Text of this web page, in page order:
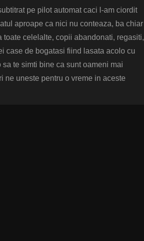
pe pilot automat caci l-am ciordit
aproape ca nici nu conteaza, ba chiar
celelalte, copii abandonati, regasiti,
case de bogatasi fiind lasata acolo cu
te simti bine ca sunt oameni mai
ne uneste pentru o vreme in aceste